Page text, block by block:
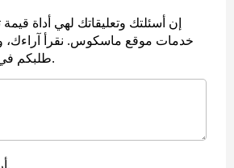
إن أسئلتك وتعليقاتك لهي أداة
خدمات موقع ماسكوس. نقرأ آراءك،
طلبكم في أسرع وقت ممكن.